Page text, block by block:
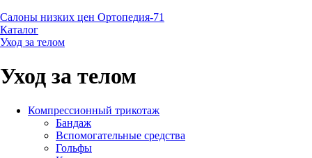
Салоны низких цен Ортопедия-71
Каталог
Уход за телом
Уход за телом
Компрессионный трикотаж
Бандаж
Вспомогательные средства
Гольфы